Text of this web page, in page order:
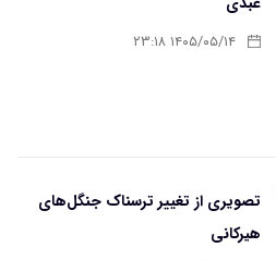
۱۴۰۵/۰۵/۱۴ ۲۳:۱۸
تصویری از تغییر ترسناک جنگل‌های
هیرکانی